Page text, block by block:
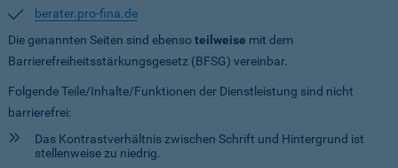
berater.pro-fina.de
Die genannten Seiten sind ebensoteilweise mit dem
Barrierefreiheitsstärkungsgesetz (BFSG) vereinbar.
Folgende Teile/Inhalte/Funktionen der Dienstleistung sind nicht
barrierefrei:
Das Kontrastverhältnis zwischen Schrift und Hintergrund ist
stellenweise zu niedrig.